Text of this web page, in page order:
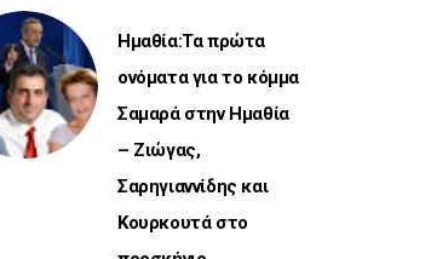
Ημαθία:Τα πρώτα
ονόματα για το κόμμα
Σαμαρά στην Ημαθία
– Ζιώγας,
Σαρηγιαννίδης και
Κουρκουτά στο